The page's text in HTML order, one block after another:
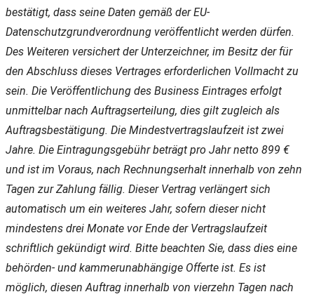
bestätigt, dass seine Daten gemäß der EU-
Datenschutzgrundverordnung veröffentlicht werden dürfen.
Des Weiteren versichert der Unterzeichner, im Besitz der für
den Abschluss dieses Vertrages erforderlichen Vollmacht zu
sein. Die Veröffentlichung des Business Eintrages erfolgt
unmittelbar nach Auftragserteilung, dies gilt zugleich als
Auftragsbestätigung. Die Mindestvertragslaufzeit ist zwei
Jahre. Die Eintragungsgebühr beträgt pro Jahr netto 899 €
und ist im Voraus, nach Rechnungserhalt innerhalb von zehn
Tagen zur Zahlung fällig. Dieser Vertrag verlängert sich
automatisch um ein weiteres Jahr, sofern dieser nicht
mindestens drei Monate vor Ende der Vertragslaufzeit
schriftlich gekündigt wird. Bitte beachten Sie, dass dies eine
behörden- und kammerunabhängige Offerte ist. Es ist
möglich, diesen Auftrag innerhalb von vierzehn Tagen nach